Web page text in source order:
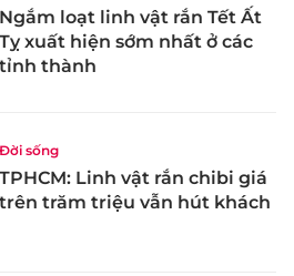
Ngắm loạt linh vật rắn Tết Ất
Tỵ xuất hiện sớm nhất ở các
tỉnh thành
Đời sống
TPHCM: Linh vật rắn chibi giá
trên trăm triệu vẫn hút khách